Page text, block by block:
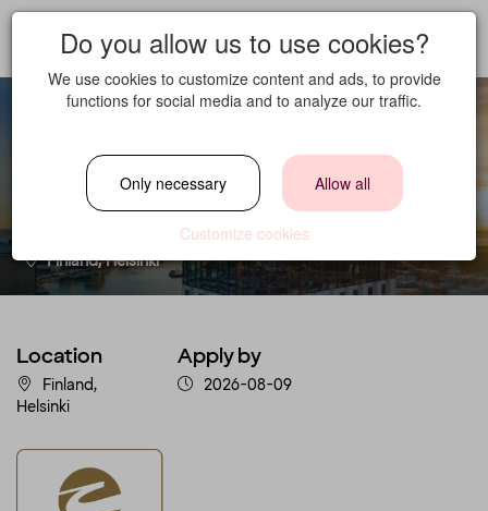
Kokki
Finland, Helsinki
Location
Finland,
Helsinki
Apply by
2026-08-09
Do you allow us to use cookies?
We use cookies to customize content and ads, to provide
functions for social media and to analyze our traffic.
Only necessary Allow all
Customize cookies